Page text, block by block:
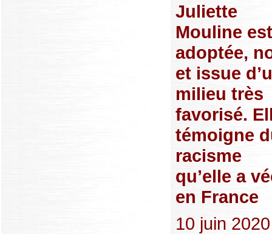
Juliette
Mouline est
adoptée,
et issue
milieu très
favorisé.
témoigne
racisme
qu’elle a
en France
10 juin